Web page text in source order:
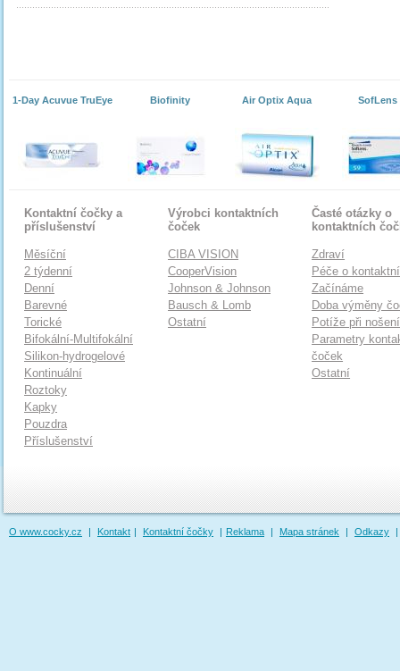
1-Day Acuvue TruEye Biofinity Air Optix Aqua SofLens
Kontaktní čočky a
příslušenství
Měsíční
2 týdenní
Denní
Barevné
Torické
Bifokální-Multifokální
Silikon-hydrogelové
Kontinuální
Roztoky
Kapky
Pouzdra
Příslušenství
Výrobci kontaktních
čoček
CIBA VISION
CooperVision
Johnson & Johnson
Bausch & Lomb
Ostatní
Časté otázky o
kontaktních
Zdraví
Péče o
Začínáme
Doba výměny
Potíže při
Parametry
čoček
Ostatní
O www.cocky.cz | Kontakt | Kontaktní čočky | Reklama | Mapa stránek | Odkazy |